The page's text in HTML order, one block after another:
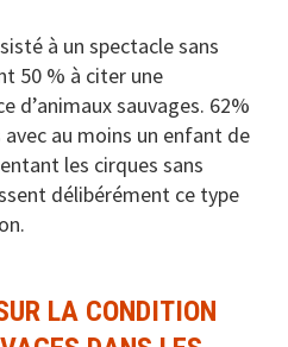
à un spectacle sans
50 % à citer une
d’animaux sauvages. 62%
au moins un enfant de
les cirques sans
délibérément ce type
LA CONDITION